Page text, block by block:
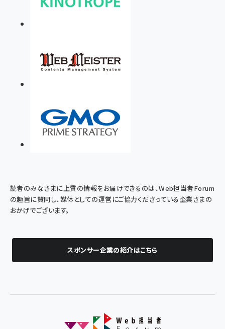
読者のみなさまに上質の情報をお届けできるのは、Web担当者Forum
の趣旨に賛同し、媒体としての運営にご協力くださっている企業さまの
おかげでございます。
スポンサー企業の紹介はこちら